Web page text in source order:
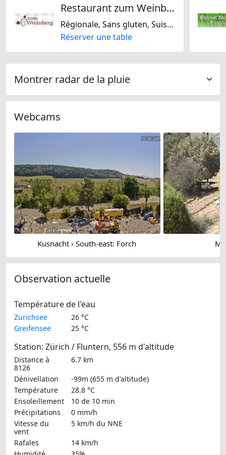
Restaurant zum Weinberg
Régionale, Sans gluten, Suisse, Espagnole, Européene
Réserver une table
Montrer radar de la pluie
Webcams
Kusnacht › South-east: Forch
Observation actuelle
Température de l'eau
Zürichsee
26 °C
Greifensee
25 °C
Station: Zürich / Fluntern, 556 m d'altitude
Distance à
8126
6.7 km
Dénivellation
-99m (655 m d'altitude)
Température
28.8 °C
Ensoleillement
10 de 10 min
Précipitations
0 mm/h
Vitesse du
vent
5 km/h du NNE
Rafales
14 km/h